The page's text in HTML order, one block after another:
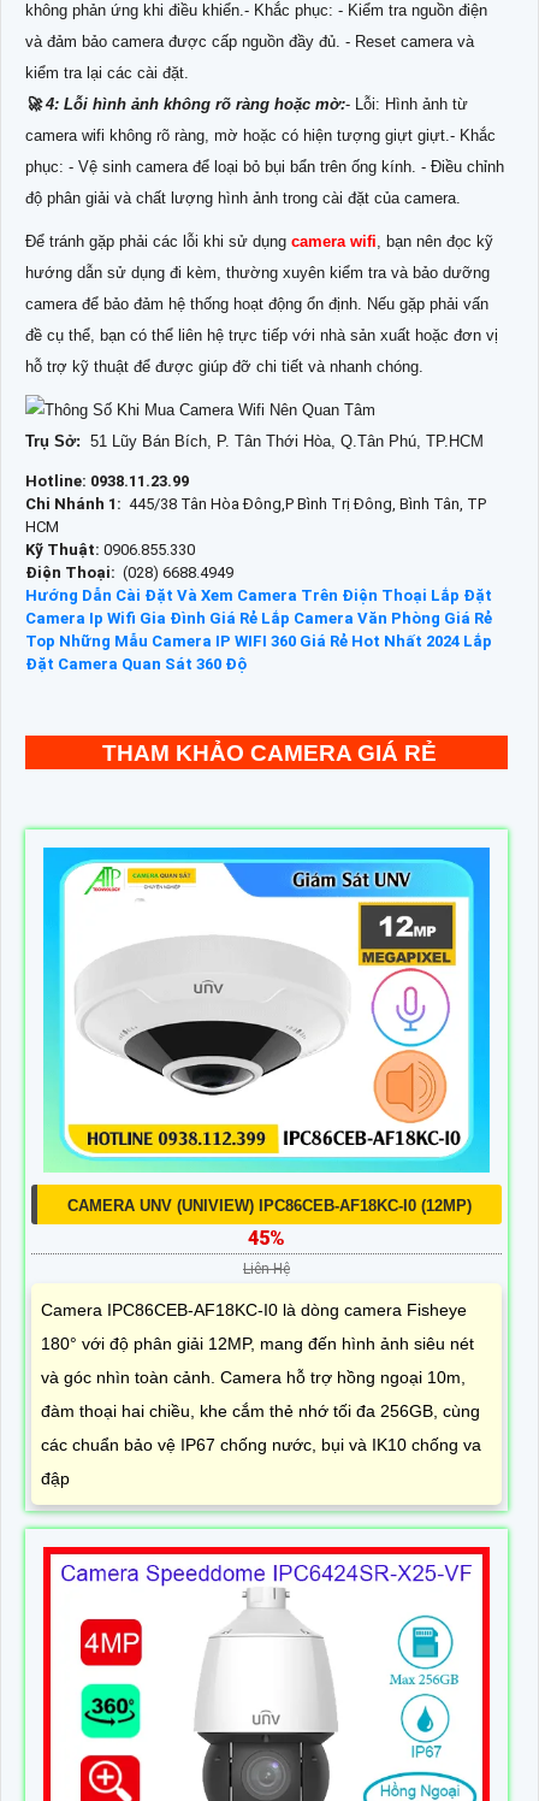
không phản ứng khi điều khiển.- Khắc phục: - Kiểm tra nguồn điện
và đảm bảo camera được cấp nguồn đầy đủ. - Reset camera và
kiểm tra lại các cài đặt.
️🚀 4: Lỗi hình ảnh không rõ ràng hoặc mờ:- Lỗi: Hình ảnh từ
camera wifi không rõ ràng, mờ hoặc có hiện tượng giựt giựt.- Khắc
phục: - Vệ sinh camera để loại bỏ bụi bẩn trên ống kính. - Điều chỉnh
độ phân giải và chất lượng hình ảnh trong cài đặt của camera.
Để tránh gặp phải các lỗi khi sử dụng camera wifi , bạn nên đọc kỹ
hướng dẫn sử dụng đi kèm, thường xuyên kiểm tra và bảo dưỡng
camera để bảo đảm hệ thống hoạt động ổn định. Nếu gặp phải vấn
đề cụ thể, bạn có thể liên hệ trực tiếp với nhà sản xuất hoặc đơn vị
hỗ trợ kỹ thuật để được giúp đỡ chi tiết và nhanh chóng.
Trụ Sở: 51 Lũy Bán Bích, P. Tân Thới Hòa, Q.Tân Phú, TP.HCM
Hotline: 0938.11.23.99
Chi Nhánh 1: 445/38 Tân Hòa Đông,P Bình Trị Đông, Bình Tân, TP
HCM
Kỹ Thuật: 0906.855.330
Điện Thoại: (028) 6688.4949
Hướng Dẫn Cài Đặt Và Xem Camera Trên Điện Thoại Lắp Đặt
Camera Ip Wifi Gia Đình Giá Rẻ Lắp Camera Văn Phòng Giá Rẻ
Top Những Mẫu Camera IP WIFI 360 Giá Rẻ Hot Nhất 2024 Lắp
Đặt Camera Quan Sát 360 Độ
THAM KHẢO CAMERA GIÁ RẺ
CAMERA UNV (UNIVIEW) IPC86CEB-AF18KC-I0 (12MP)
45%
Liên Hệ
Camera IPC86CEB-AF18KC-I0 là dòng camera Fisheye
180° với độ phân giải 12MP, mang đến hình ảnh siêu nét
và góc nhìn toàn cảnh. Camera hỗ trợ hồng ngoại 10m,
đàm thoại hai chiều, khe cắm thẻ nhớ tối đa 256GB, cùng
các chuẩn bảo vệ IP67 chống nước, bụi và IK10 chống va
đập